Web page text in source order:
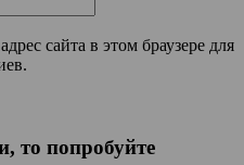
сайта в этом браузере для
то попробуйте